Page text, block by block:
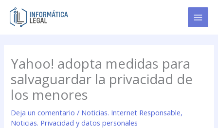
contenido
Yahoo! adopta medidas para
salvaguardar la privacidad de
los menores
Deja un comentario / Noticias. Internet Responsable,
Noticias. Privacidad y datos personales